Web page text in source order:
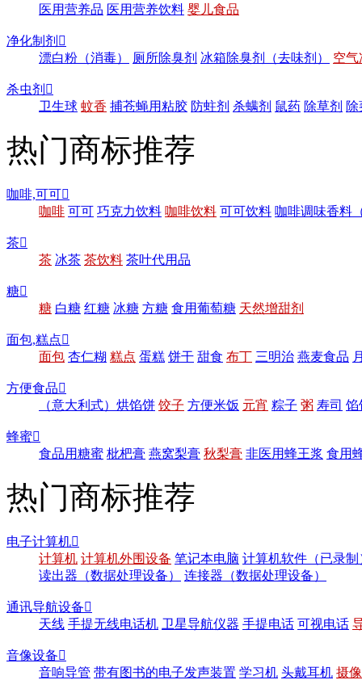
医用营养品 医用营养饮料 婴儿食品
净化制剂 
漂白粉（消毒）
厕所除臭剂 冰箱除臭剂（去味剂） 空气
杀虫剂 
卫生球 蚊香 捕苍蝇用粘胶 防蛀剂 杀螨剂 鼠药 除草剂
热门商标推荐
咖啡,可可
咖啡 可可 巧克力饮料 咖啡饮料 可可饮料 咖啡调味香料
茶
茶 冰茶 茶饮料 茶叶代用品
糖
糖 白糖 红糖 冰糖 方糖 食用葡萄糖 天然增甜剂
面包,糕点
面包 杏仁糊 糕点 蛋糕 饼干 甜食 布丁 三明治 燕麦食品
方便食品
（意大利式）烘馅饼 饺子 方便米饭 元宵 粽子 粥 寿司 馅
蜂蜜
食品用糖蜜 枇杷膏 燕窝梨膏 秋梨膏 非医用蜂王浆 食用
热门商标推荐
电子计算机
计算机 计算机外围设备 笔记本电脑 计算机软件（已录制
读出器（数据处理设备）
连接器（数据处理设备）
通讯导航设备
天线 手提无线电话机 卫星导航仪器 手提电话 可视电话
音像设备
音响导管 带有图书的电子发声装置 学习机 头戴耳机 摄